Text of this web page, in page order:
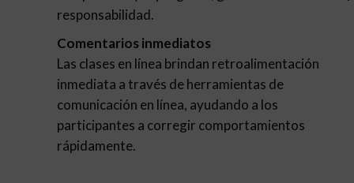
responsabilidad.
Comentarios inmediatos
Las clases en línea brindan retroalimentación
inmediata a través de herramientas de
comunicación en línea, ayudando a los
participantes a corregir comportamientos
rápidamente.